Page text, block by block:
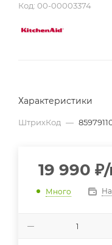
Код: 00-00003374
Характеристики
ШтрихКод —
19 990 ₽
Много